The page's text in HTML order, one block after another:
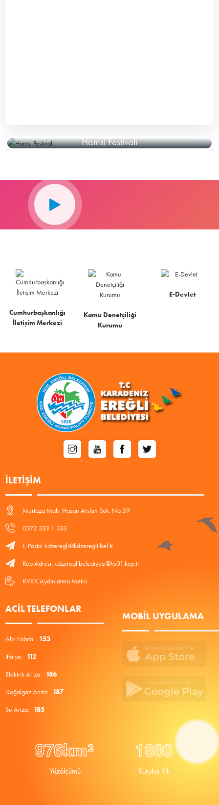
Hamsi Festivali
Cumhurbaşkanlığı
İletişim Merkezi
Kamu Denetçiliği
Kurumu
E-Devlet
İLETIŞIM
Murtaza Mah. Hasan Arslan Sok. No:39
0372 333 1 333
E-Posta: kdzeregli@kdzeregli.bel.tr
Kep Adresi: kdzereglibelediyesi@hs01.kep.tr
KVKK Aydınlatma Metni
ACIL TELEFONLAR
Alo Zabıta: 153
İtfaiye: 112
Elektrik Arıza: 186
Doğalgaz Arıza: 187
Su Arıza: 185
MOBIL UYGULAMA
976km²
Yüzölçümü
1880
Kuruluş Yılı